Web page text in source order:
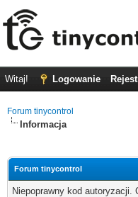
Witaj! Logowanie
Forum tinycontrol
Informacja
Forum tinycontrol
Niepoprawny kod autoryzacji.